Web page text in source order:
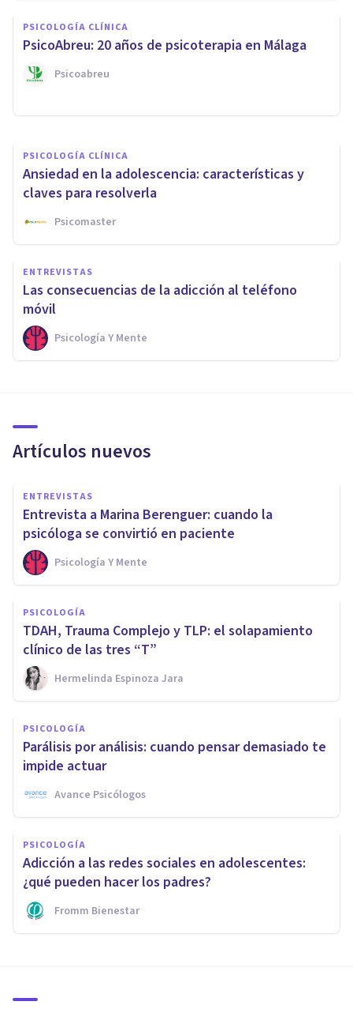
PSICOLOGÍA CLÍNICA
PsicoAbreu: 20 años de psicoterapia en Málaga
Psicoabreu
Conoce el Centro de Psicología
PSiCOBAi
PSICOLOGÍA CLÍNICA
Ansiedad en la adolescencia: características y
claves para resolverla
Psicomaster
ENTREVISTAS
Las consecuencias de la adicción al teléfono
móvil
Psicología Y Mente
Artículos nuevos
ENTREVISTAS
Entrevista a Marina Berenguer: cuando la
psicóloga se convirtió en paciente
Psicología Y Mente
PSICOLOGÍA
TDAH, Trauma Complejo y TLP: el solapamiento
clínico de las tres “T”
Hermelinda Espinoza Jara
PSICOLOGÍA
Parálisis por análisis: cuando pensar demasiado te
impide actuar
Avance Psicólogos
PSICOLOGÍA
Adicción a las redes sociales en adolescentes:
¿qué pueden hacer los padres?
Fromm Bienestar